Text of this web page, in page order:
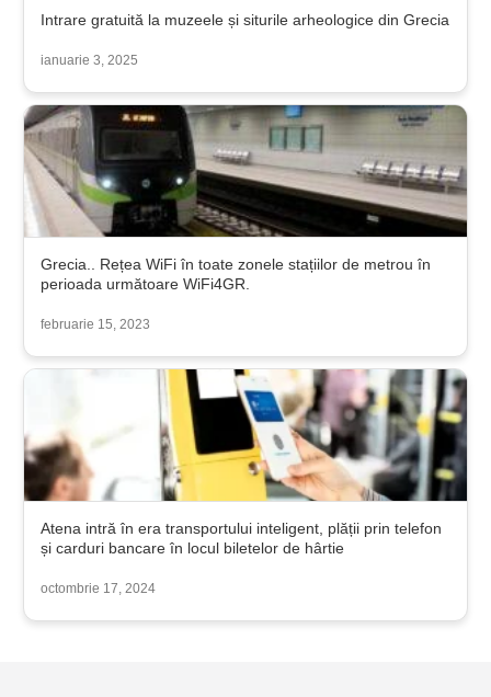
Intrare gratuită la muzeele și siturile arheologice din Grecia
ianuarie 3, 2025
Grecia.. Rețea WiFi în toate zonele stațiilor de metrou în
perioada următoare WiFi4GR.
februarie 15, 2023
Atena intră în era transportului inteligent, plății prin telefon
și carduri bancare în locul biletelor de hârtie
octombrie 17, 2024